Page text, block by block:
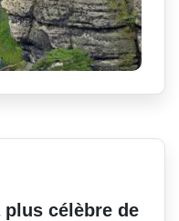
célèbre de